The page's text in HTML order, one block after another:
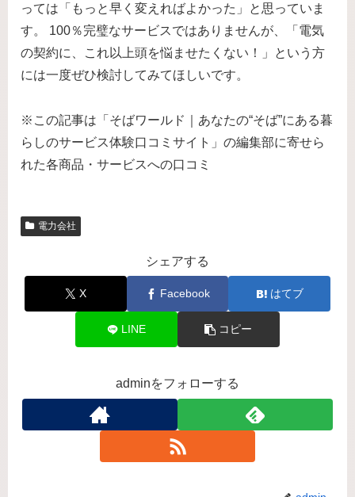
っては「もっと早く変えればよかった」と思っていま
す。 100％完璧なサービスではありませんが、「電気
の契約に、これ以上頭を悩ませたくない！」という方
には一度ぜひ検討してみてほしいです。
※この記事は「そばワールド｜あなたの“そば”にある暮
らしのサービス体験口コミサイト」の編集部に寄せら
れた各商品・サービスへの口コミ
電力会社
シェアする
X Facebook はてブ
LINE コピー
adminをフォローする